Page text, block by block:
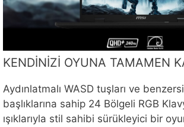
KENDİNİZİ OYUNA TAMAMEN
Aydınlatmalı WASD tuşları ve
başlıklarına sahip 24 Bölgeli RGB
ışıklarıyla stil sahibi sürükleyici bir